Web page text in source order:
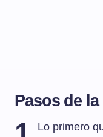
Pasos de
Lo primero